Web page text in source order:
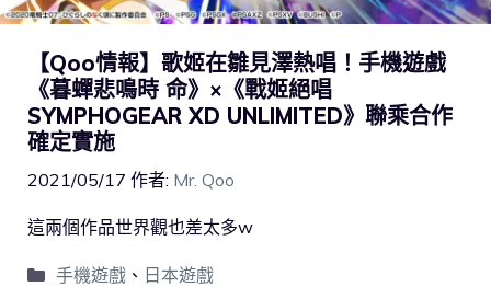
【Qoo情報】歌姬在雛見澤熱唱！手機遊戲
《暮蟬悲鳴時 命》×《戰姬絕唱
SYMPHOGEAR XD UNLIMITED》聯乘合作
確定實施
2021/05/17 作者: Mr. Qoo
這兩個作品世界觀也差太多w
手機遊戲、 日本遊戲